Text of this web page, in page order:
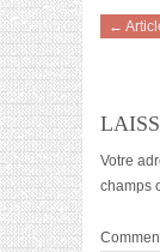
←
Votre
champs